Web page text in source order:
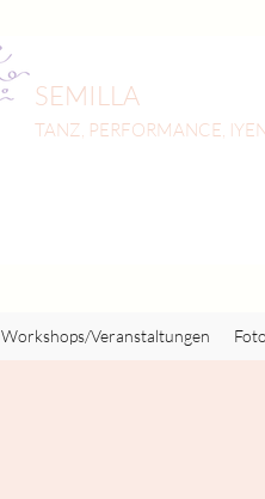
SEMILLA
TANZ, PERFORMANCE,
Workshops/Veranstaltungen